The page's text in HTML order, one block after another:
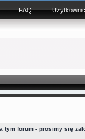
FAQ
tym forum - prosimy się